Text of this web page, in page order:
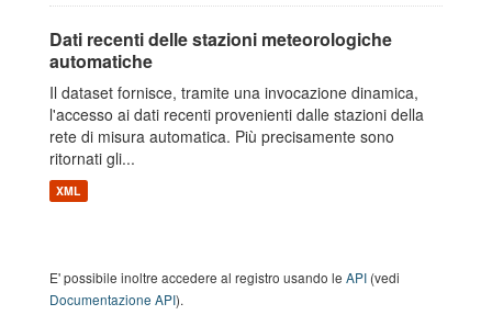
Dati recenti delle stazioni meteorologiche
automatiche
Il dataset fornisce, tramite una invocazione dinamica,
l'accesso ai dati recenti provenienti dalle stazioni della
rete di misura automatica. Più precisamente sono
ritornati gli...
XML
E' possibile inoltre accedere al registro usando le API (vedi
Documentazione API).